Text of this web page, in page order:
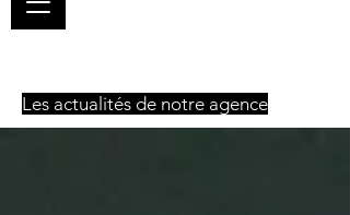
Les actualités de notre agence